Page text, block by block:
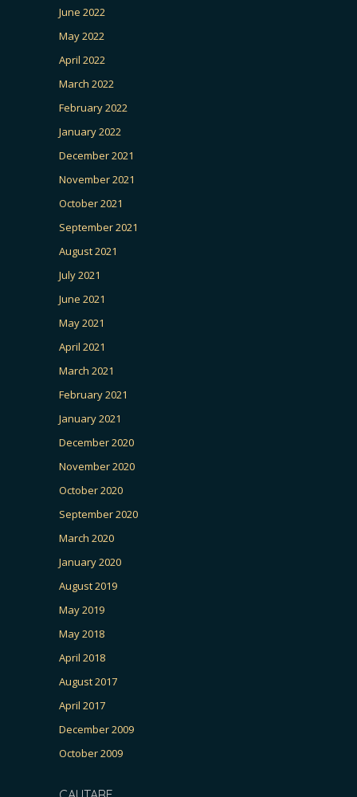
June 2022
May 2022
April 2022
March 2022
February 2022
January 2022
December 2021
November 2021
October 2021
September 2021
August 2021
July 2021
June 2021
May 2021
April 2021
March 2021
February 2021
January 2021
December 2020
November 2020
October 2020
September 2020
March 2020
January 2020
August 2019
May 2019
May 2018
April 2018
August 2017
April 2017
December 2009
October 2009